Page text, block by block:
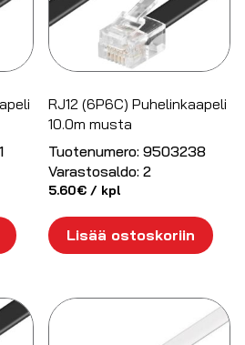
RJ12 (6P6C) Puhelinkaapeli
10.0m musta
Tuotenumero: 9503238
Varastosaldo: 2
5.60€ / kpl
Lisää ostoskoriin